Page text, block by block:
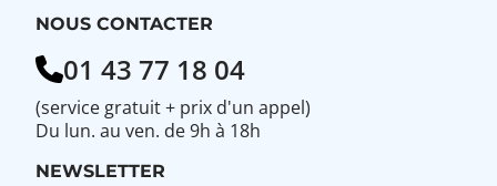
NOUS CONTACTER
01 43 77 18 04
(service gratuit + prix d'un appel)
Du lun. au ven. de 9h à 18h
NEWSLETTER